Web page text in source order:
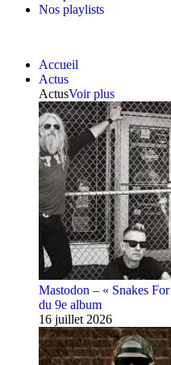
Nos playlists
Accueil
Actus
ActusVoir plus
Mastodon – « Snakes
du 9e album
16 juillet 2026